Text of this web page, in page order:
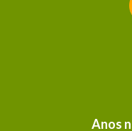
Anos